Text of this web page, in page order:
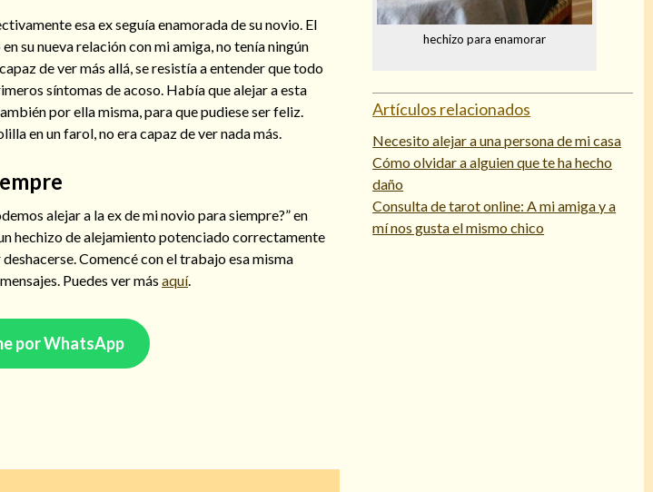
esa ex seguía enamorada de su novio. El
su nueva relación con mi amiga, no tenía ningún
de ver más allá, se resistía a entender que todo
síntomas de acoso. Había que alejar a esta
por ella misma, para que pudiese ser feliz.
en un farol, no era capaz de ver nada más.
alejar a la ex de mi novio para siempre?” en
hechizo de alejamiento potenciado correctamente
Comencé con el trabajo esa misma
Puedes ver más aquí.
por WhatsApp
hechizo para enamorar
Artículos relacionados
Necesito alejar a una persona de mi casa
Cómo olvidar a alguien que te ha hecho
daño
Consulta de tarot online: A mi amiga y a
mí nos gusta el mismo chico